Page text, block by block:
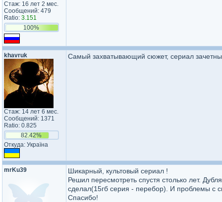
Стаж: 16 лет 2 мес.
Сообщений: 479
Ratio: 3.151
100%
khavruk
Стаж: 14 лет 6 мес.
Сообщений: 1371
Ratio: 0.825
82.42%
Откуда: Україна
Самый захватывающий сюжет, сериал
mrKu39
Шикарный, культовый сериал !
Решил пересмотреть спустя столько лет.
сделал(15гб серия - перебор). И проблемы с
Спасибо!